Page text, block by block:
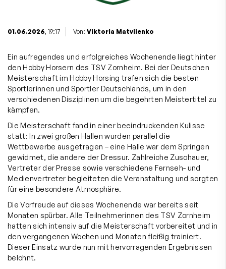
01.06.2026 , 19:17 Von: Viktoria Matviienko
Ein aufregendes und erfolgreiches Wochenende liegt hinter
den Hobby Horsern des TSV Zornheim. Bei der Deutschen
Meisterschaft im Hobby Horsing trafen sich die besten
Sportlerinnen und Sportler Deutschlands, um in den
verschiedenen Disziplinen um die begehrten Meistertitel zu
kämpfen.
Die Meisterschaft fand in einer beeindruckenden Kulisse
statt: In zwei großen Hallen wurden parallel die
Wettbewerbe ausgetragen – eine Halle war dem Springen
gewidmet, die andere der Dressur. Zahlreiche Zuschauer,
Vertreter der Presse sowie verschiedene Fernseh- und
Medienvertreter begleiteten die Veranstaltung und sorgten
für eine besondere Atmosphäre.
Die Vorfreude auf dieses Wochenende war bereits seit
Monaten spürbar. Alle Teilnehmerinnen des TSV Zornheim
hatten sich intensiv auf die Meisterschaft vorbereitet und in
den vergangenen Wochen und Monaten fleißig trainiert.
Dieser Einsatz wurde nun mit hervorragenden Ergebnissen
belohnt.